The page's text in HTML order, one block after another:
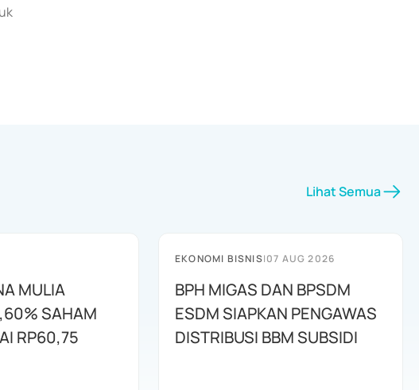
Lihat Semua
MULIA
SAHAM
RP60,75
EKONOMI BISNIS|07 AUG 2026
BPH MIGAS DAN BPSDM
ESDM SIAPKAN PENGAWAS
DISTRIBUSI BBM SUBSIDI